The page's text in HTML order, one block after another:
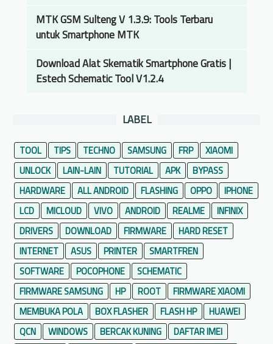
H
a
n
o
g
MTK GSM Sulteng V 1.3.9: Tools Terbaru
untuk Smartphone MTK
Download Alat Skematik Smartphone Gratis |
Estech Schematic Tool V1.2.4
LABEL
TOOL TIPS TECHNO SAMSUNG FRP
XIAOMI
UNLOCK
LAIN-LAIN TUTORIAL APK
BYPASS
HARDWARE
ALL ANDROID FLASHING OPPO
IPHONE
LCD
MICLOUD VIVO ANDROID REALME
INFINIX
DRIVERS
DOWNLOAD FIRMWARE
HARD RESET
INTERNET
ASUS PRINTER
SMARTFREN
SOFTWARE
POCOPHONE
SCHEMATIC
FIRMWARE SAMSUNG
HP ROOT
FIRMWARE XIAOMI
MEMBUKA POLA
BOX FLASHER FLASH HP
HUAWEI
QCN
WINDOWS BERCAK KUNING
DAFTAR IMEI